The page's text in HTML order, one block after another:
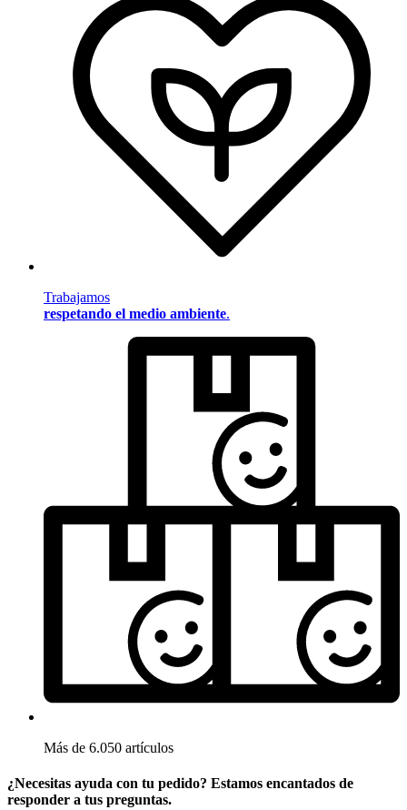
Trabajamos
respetando el medio ambiente.
Más de 6.050 artículos
¿Necesitas ayuda con tu pedido? Estamos encantados de
responder a tus preguntas.